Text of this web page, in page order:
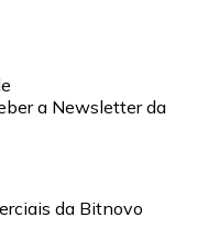
a Newsletter da
da Bitnovo